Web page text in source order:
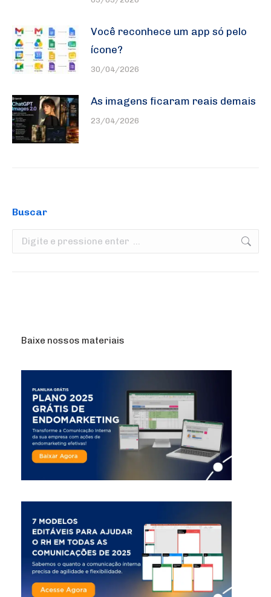
Você reconhece um app só pelo
ícone?
30/04/2026
As imagens ficaram reais demais
23/04/2026
Buscar
Search:
Baixe nossos materiais